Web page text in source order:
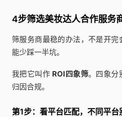
4步筛选美妆达人合作服务
筛服务商最稳的办法，不是开完
能少踩一半坑。
我把它叫作 ROI四象筛。四象分
归因合规。
第1步：看平台匹配，不同平